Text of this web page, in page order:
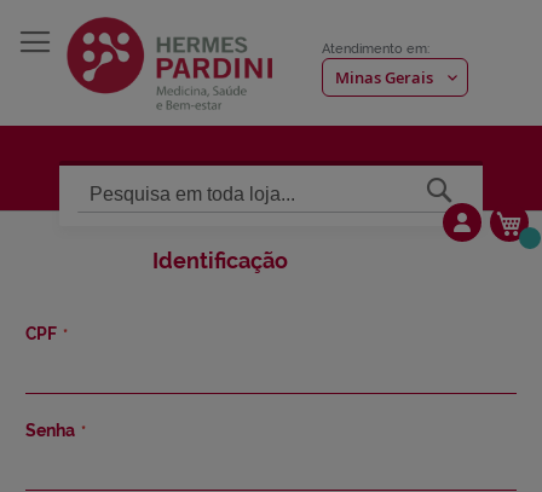
Atendimento em:
Pesquisa
Identificação
CPF
Senha